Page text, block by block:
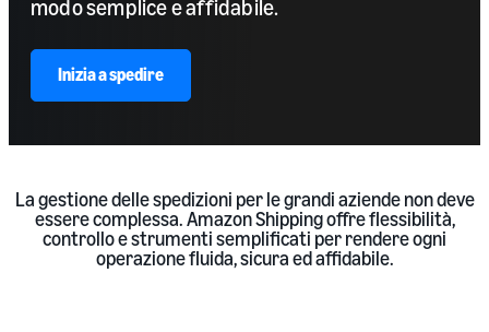
modo semplice e affidabile.
Inizia a spedire
La gestione delle spedizioni per le grandi aziende non deve
essere complessa. Amazon Shipping offre flessibilità,
controllo e strumenti semplificati per rendere ogni
operazione fluida, sicura ed affidabile.